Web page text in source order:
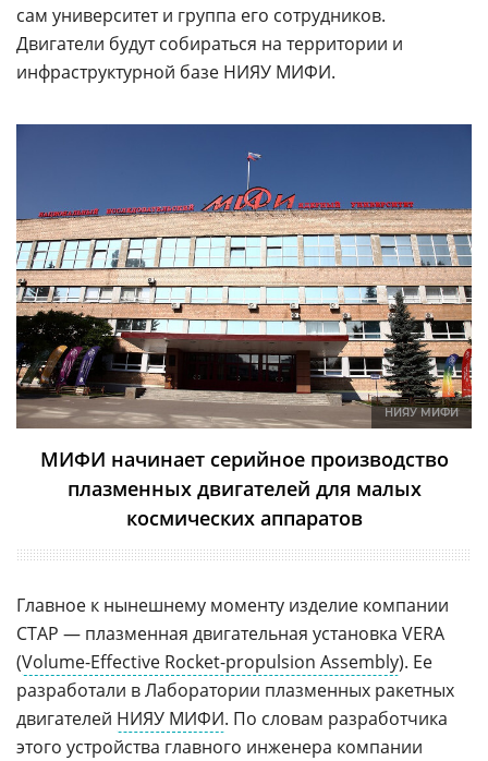
сам университет и группа его сотрудников.
Двигатели будут собираться на территории и
инфраструктурной базе НИЯУ МИФИ.
НИЯУ МИФИ
МИФИ начинает серийное производство
плазменных двигателей для малых
космических аппаратов
Главное к нынешнему моменту изделие компании
СТАР — плазменная двигательная установка VERA
(Volume-Effective Rocket-propulsion Assembly). Ее
разработали в Лаборатории плазменных ракетных
двигателей НИЯУ МИФИ. По словам разработчика
этого устройства главного инженера компании